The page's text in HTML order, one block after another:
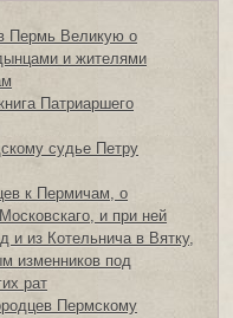
Пермь Великую о
и жителями
Патриаршего
судье Петру
к Пермичам, о
и при ней
и из Котельнича в Вятку,
изменников под
рат
Пермскому